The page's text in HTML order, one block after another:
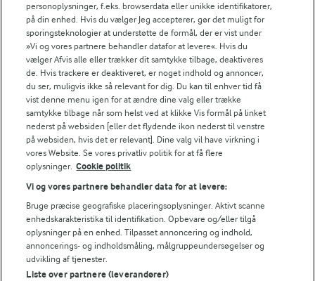
Andelshaverinfo: Mælkepris
Fødevarestyrelsens smiley-rapporter for Arla Foods
Fødevarestyrelsens smiley-rapporter for Jörd
Fødevarestyrelsens smiley-rapporter for Lurpak PB
Følg
© 2026 Arla Foods
Vælg en anden cookies
personoplysninger, f.eks. browserdata eller unikke identifikatorer,
på din enhed. Hvis du vælger Jeg accepterer, gør det muligt for
sporingsteknologier at understøtte de formål, der er vist under
»Vi og vores partnere behandler datafor at levere«. Hvis du
vælger Afvis alle eller trækker dit samtykke tilbage, deaktiveres
de. Hvis trackere er deaktiveret, er noget indhold og annoncer,
du ser, muligvis ikke så relevant for dig. Du kan til enhver tid få
vist denne menu igen for at ændre dine valg eller trække
samtykke tilbage når som helst ved at klikke Vis formål på linket
nederst på websiden [eller det flydende ikon nederst til venstre
på websiden, hvis det er relevant]. Dine valg vil have virkning i
vores Website. Se vores privatliv politik for at få flere
oplysninger. Cookie politik
Vi og vores partnere behandler data for at levere:
Bruge præcise geografiske placeringsoplysninger. Aktivt scanne
enhedskarakteristika til identifikation. Opbevare og/eller tilgå
oplysninger på en enhed. Tilpasset annoncering og indhold,
annoncerings- og indholdsmåling, målgruppeundersøgelser og
udvikling af tjenester.
Liste over partnere (leverandører)